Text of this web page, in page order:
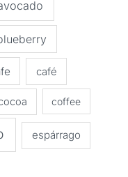
café
coffee
espárrago